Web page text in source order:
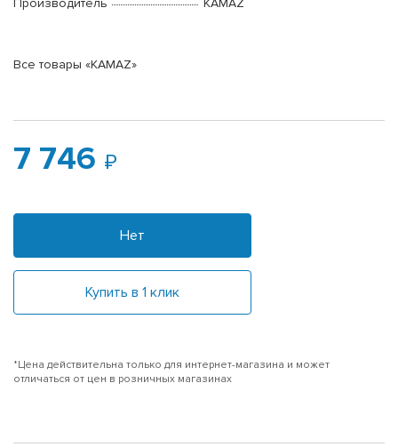
Производитель
KAMAZ
Все товары «KAMAZ»
7 746
Нет
Купить в 1 клик
*Цена действительна только для интернет-магазина и может
отличаться от цен в розничных магазинах